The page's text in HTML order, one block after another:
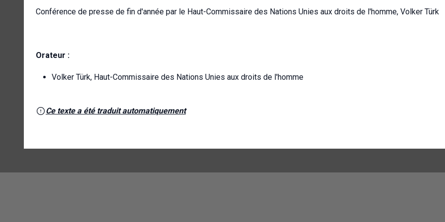
Conférence de presse de fin d'année par le Haut-Commissaire des Nations Unies aux droits de l'homme, Volker Türk
Orateur :
Volker Türk, Haut-Commissaire des Nations Unies aux droits de l'homme
Ce texte a été traduit automatiquement